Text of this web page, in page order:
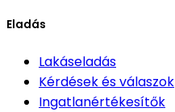
Eladás
Lakáseladás
Kérdések és válaszok
Ingatlanértékesítők